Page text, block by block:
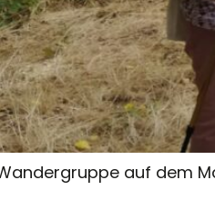
auf dem